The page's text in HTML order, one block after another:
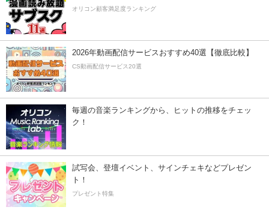
オリコン顧客満足度ランキング
2026年動画配信サービスおすすめ40選【徹底比較】
CS動画配信サービス20選
毎週の音楽ランキングから、ヒットの推移をチェッ
ク！
試写会、登壇イベント、サインチェキなどプレゼン
ト！
プレゼント特集